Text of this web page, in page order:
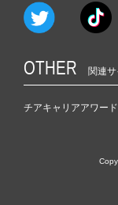
OTHER 関連サ
チアキャリアアワード